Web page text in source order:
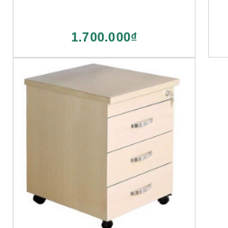
1.700.000₫